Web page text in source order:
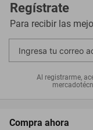
Regístrate
Para recibir las
Al registrarme,
Compra ahora